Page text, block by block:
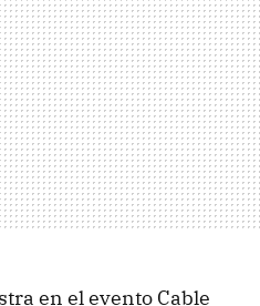
en el evento Cable